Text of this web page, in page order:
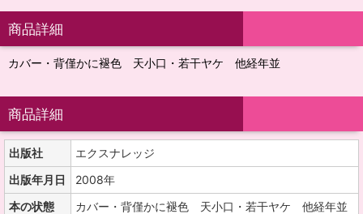
商品詳細
カバー・背僅かに褪色 天小口・若干ヤケ 他経年並
商品詳細
出版社
エクスナレッジ
出版年月日
2008年
本の状態
カバー・背僅かに褪色 天小口・若干ヤケ 他経年並